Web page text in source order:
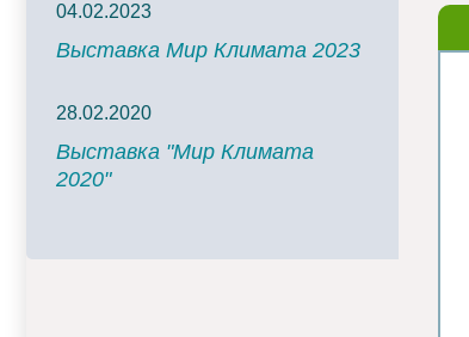
04.02.2023
Выставка Мир Климата 2023
28.02.2020
Выставка "Мир Климата
2020"